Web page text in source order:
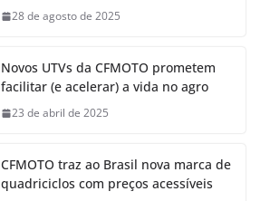
28 de agosto de 2025
Novos UTVs da CFMOTO prometem
facilitar (e acelerar) a vida no agro
23 de abril de 2025
CFMOTO traz ao Brasil nova marca de
quadriciclos com preços acessíveis